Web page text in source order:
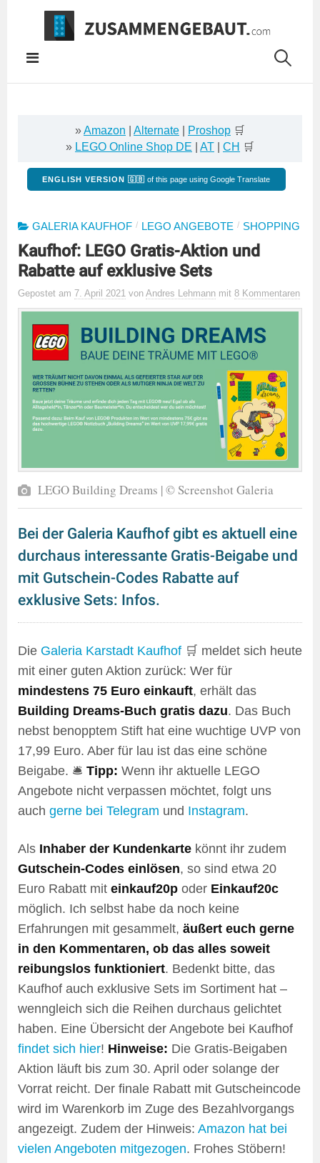
Springe
Inhalt
»Amazon Alternate Proshop 🛒
» LEGO Online Shop DE AT CH 🛒
ENGLISH VERSION 🇬🇧 of this page using Google Translate
GALERIA KAUFHOF / LEGO ANGEBOTE / SHOPPING
Kaufhof: LEGO Gratis-Aktion und
Rabatte auf exklusive Sets
Gepostet am 7. April 2021 von Andres Lehmann mit 8 Kommentaren
LEGO Building Dreams | © Screenshot Galeria
Bei der Galeria Kaufhof gibt es aktuell eine
durchaus interessante Gratis-Beigabe und
mit Gutschein-Codes Rabatte auf
exklusive Sets: Infos.
Die Galeria Karstadt Kaufhof 🛒 meldet sich heute
mit einer guten Aktion zurück: Wer für
mindestens 75 Euro einkauft, erhält das
Building Dreams-Buch gratis dazu. Das Buch
nebst benopptem Stift hat eine wuchtige UVP von
17,99 Euro. Aber für lau ist das eine schöne
Beigabe. 🛎️ Tipp: Wenn ihr aktuelle LEGO
Angebote nicht verpassen möchtet, folgt uns
auch gerne bei Telegram und Instagram.
Als Inhaber der Kundenkarte könnt ihr zudem
Gutschein-Codes einlösen, so sind etwa 20
Euro Rabatt mit einkauf20p oder Einkauf20c
möglich. Ich selbst habe da noch keine
Erfahrungen mit gesammelt, äußert euch gerne
in den Kommentaren, ob das alles soweit
reibungslos funktioniert. Bedenkt bitte, das
Kaufhof auch exklusive Sets im Sortiment hat –
wenngleich sich die Reihen durchaus gelichtet
haben. Eine Übersicht der Angebote bei Kaufhof
findet sich hier! Hinweise: Die Gratis-Beigaben
Aktion läuft bis zum 30. April oder solange der
Vorrat reicht. Der finale Rabatt mit Gutscheincode
wird im Warenkorb im Zuge des Bezahlvorgangs
angezeigt. Zudem der Hinweis: Amazon hat bei
vielen Angeboten mitgezogen. Frohes Stöbern!